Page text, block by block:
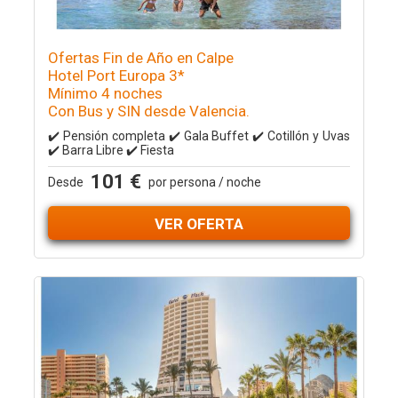
Ofertas Fin de Año en Calpe
Hotel Port Europa 3*
Mínimo 4 noches
Con Bus y SIN desde Valencia.
✔️ Pensión completa ✔️ Gala Buffet ✔️ Cotillón y Uvas
✔️ Barra Libre ✔️ Fiesta
Desde 101 € por persona / noche
VER OFERTA